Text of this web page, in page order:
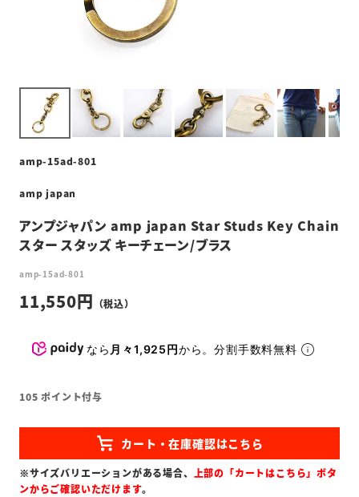
amp-15ad-801
amp japan
アンプジャパン amp japan Star Studs Key Chain
スター スタッズ キーチェーン/ブラス
amp-15ad-801
11,550
なら 月々1,925円から。分割手数料無料
105 ポイント付与
※サイズバリエーションがある場合、 上部の「カートはこちら」ボタ
ンからご確認いただけます。